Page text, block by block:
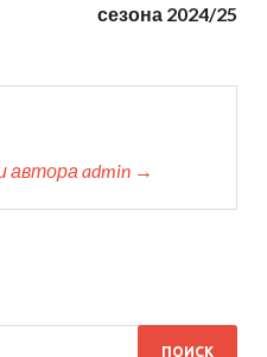
сезона 2024/25
автора admin →